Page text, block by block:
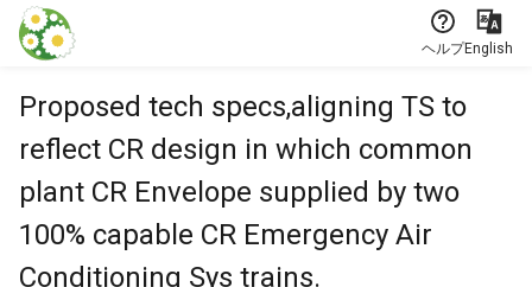
本文に飛ぶ
ヘルプEnglish
Proposed tech specs,aligning TS to
reflect CR design in which common
plant CR Envelope supplied by two
100% capable CR Emergency Air
Conditioning Sys trains.